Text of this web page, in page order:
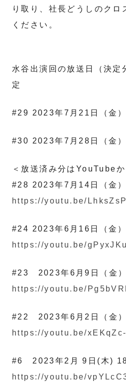
り取り、社長どうしのクロ
ください。
水谷出演回の放送日（決定
定
#29 2023年7月21日（金
#30 2023年7月28日（金
＜放送済み分はYouTubeか
#28 2023年7月14日（金
https://youtu.be/
#24 2023年6月16日（金
https://youtu.be/
#23 2023年6月9日（金
https://youtu.be/
#22 2023年6月2日（金
https://youtu.be/
#6 2023年2月 9日(木)
https://youtu.be/